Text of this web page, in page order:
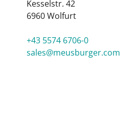
Kesselstr. 42
6960 Wolfurt
+43 5574 6706-0
sales@meusburger.com